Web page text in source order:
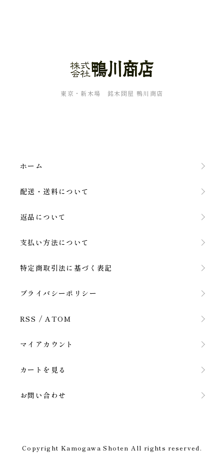
東京・新木場 銘木問屋 鴨川商店
ホーム
配送・送料について
返品について
支払い方法について
特定商取引法に基づく表記
プライバシーポリシー
RSS / ATOM
マイアカウント
カートを見る
お問い合わせ
Copyright Kamogawa Shoten All rights reserved.